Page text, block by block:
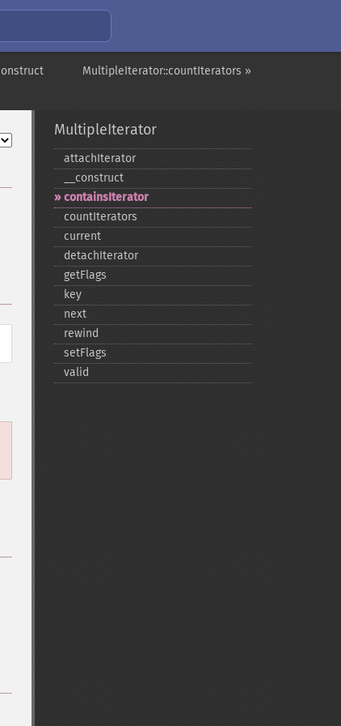
MultipleIterator::countIterators »
MultipleIterator
attachIterator
_​_​construct
containsIterator
countIterators
current
detachIterator
getFlags
key
next
rewind
setFlags
valid